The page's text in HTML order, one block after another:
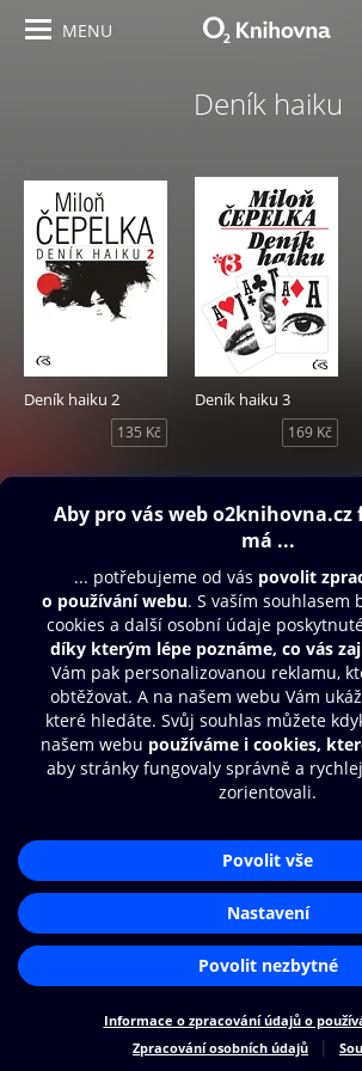
MENU
Deník haiku
Deník haiku 2
135 Kč
Deník haiku 3
169 Kč
Obsah ke stažení
Další zábava
© O2 Czech Republic a.s.
Nákupní řád
Přístupnost
Cookies
Nastavení cookies
Aplikace O2
Čti a poslouchej
audioknihy